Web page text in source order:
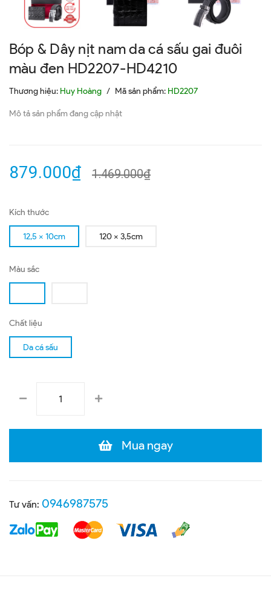
Bóp & Dây nịt nam da cá sấu gai đuôi
màu đen HD2207-HD4210
Thương hiệu: Huy Hoàng / Mã sản phẩm: HD2207
Mô tả sản phẩm đang cập nhật
879.000₫ 1.469.000₫
Kích thước
12,5 x 10cm 120 x 3,5cm
Màu sắc
Chất liệu
Da cá sấu
Mua ngay
Tư vấn: 0946987575